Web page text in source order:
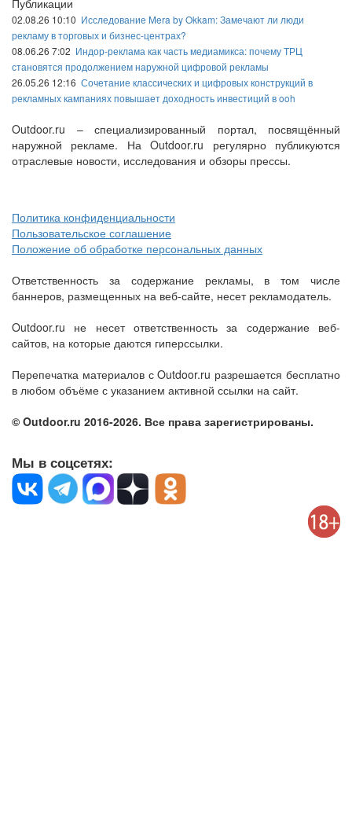
Публикации
02.08.26 10:10 Исследование Mera by Okkam: Замечают ли люди
рекламу в торговых и бизнес-центрах?
08.06.26 7:02 Индор-реклама как часть медиамикса: почему ТРЦ
становятся продолжением наружной цифровой рекламы
26.05.26 12:16 Сочетание классических и цифровых конструкций в
рекламных кампаниях повышает доходность инвестиций в ooh
Outdoor.ru – специализированный портал, посвящённый
наружной рекламе. На Outdoor.ru регулярно публикуются
отраслевые новости, исследования и обзоры прессы.
Политика конфиденциальности
Пользовательское соглашение
Положение об обработке персональных данных
Ответственность за содержание рекламы, в том числе
баннеров, размещенных на веб-сайте, несет рекламодатель.
Outdoor.ru не несет ответственность за содержание веб-
сайтов, на которые даются гиперссылки.
Перепечатка материалов с Outdoor.ru разрешается бесплатно
в любом объёме с указанием активной ссылки на сайт.
© Outdoor.ru 2016-2026. Все права зарегистрированы.
Мы в соцсетях: